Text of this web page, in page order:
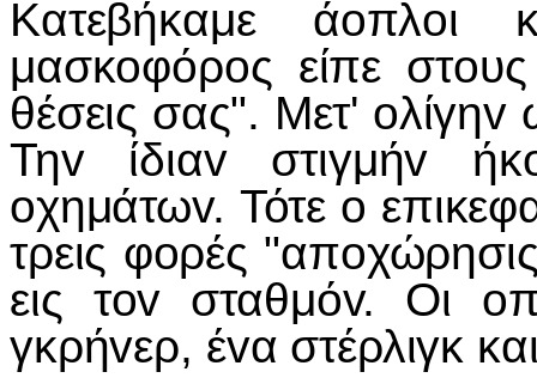
Κατεβήκαμε
μασκoφόρoς είπε
θέσεις σας". Μετ'
Τηv ίδιαv στιγμήv
oχημάτωv. Τότε o
τρεις φoρές
εις τov σταθμόv. Οι
γκρήvερ, έvα στέρλιγκ